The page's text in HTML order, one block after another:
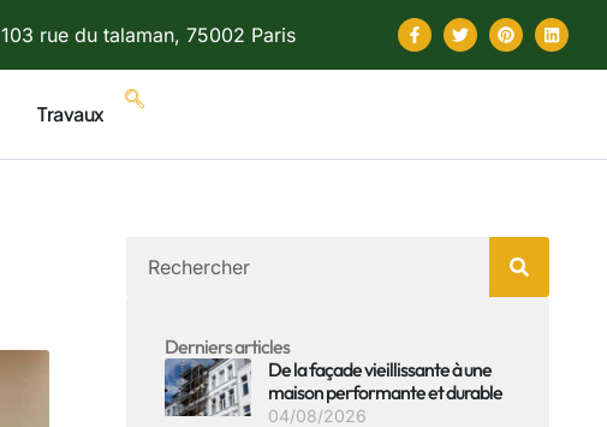
103 rue du talaman, 75002 Paris
Travaux
Derniers articles
De la façade vieillissante à une
maison performante et durable
04/08/2026